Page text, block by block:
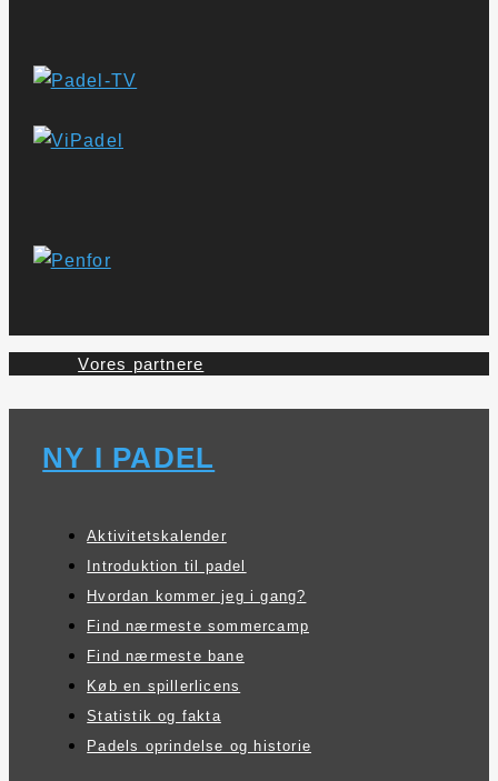
Vores partnere
NY I PADEL
Aktivitetskalender
Introduktion til padel
Hvordan kommer jeg i gang?
Find nærmeste sommercamp
Find nærmeste bane
Køb en spillerlicens
Statistik og fakta
Padels oprindelse og historie